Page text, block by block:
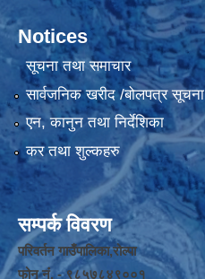
Notices
सूचना तथा समाचार
सार्वजनिक खरीद /बोलपत्र सूचना
एन, कानुन तथा निर्देशिका
कर तथा शुल्कहरु
सम्पर्क विवरण
परिवर्तन गाउँपालिका,रोल्पा
फोन नंं. - ९८५७८४९००१